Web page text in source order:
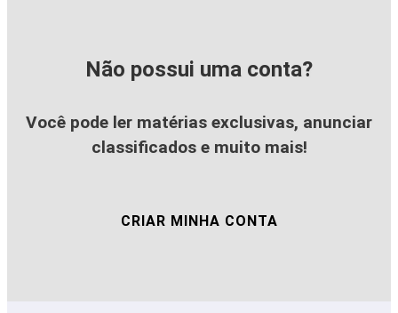
Não possui uma conta?
Você pode ler matérias exclusivas, anunciar
classificados e muito mais!
CRIAR MINHA CONTA